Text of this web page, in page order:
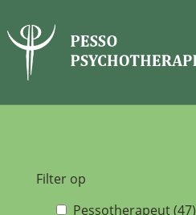
Filter op
Pessotherapeut (47)